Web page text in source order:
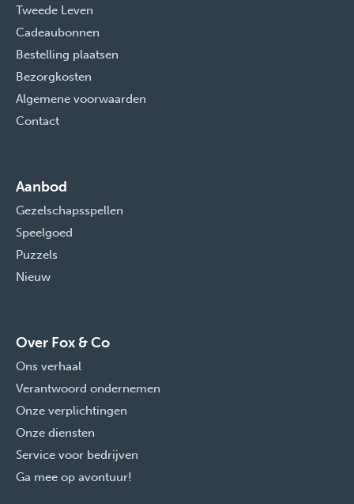
Tweede Leven
Cadeaubonnen
Bestelling plaatsen
Bezorgkosten
Algemene voorwaarden
Contact
Aanbod
Gezelschapsspellen
Speelgoed
Puzzels
Nieuw
Over Fox & Co
Ons verhaal
Verantwoord ondernemen
Onze verplichtingen
Onze diensten
Service voor bedrijven
Ga mee op avontuur!